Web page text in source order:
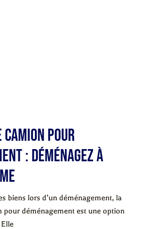
camion pour
: déménagez à
biens lors d’un déménagement, la
pour déménagement est une option